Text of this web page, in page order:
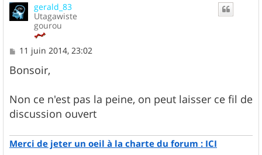
gerald_83
Utagawiste
gourou
M
s
s
g
e
11 juin 2014, 23:02
Bonsoir,
Non ce n'est pas la peine, on peut laisser ce fil de
discussion ouvert
Merci de jeter un oeil à la charte du forum : ICI